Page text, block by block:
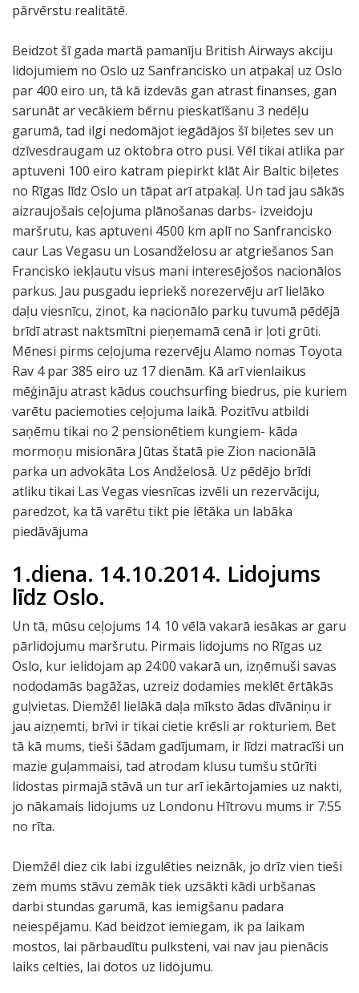
pārvērstu realitātē.
Beidzot šī gada martā pamanīju British Airways akciju
lidojumiem no Oslo uz Sanfrancisko un atpakaļ uz Oslo
par 400 eiro un, tā kā izdevās gan atrast finanses, gan
sarunāt ar vecākiem bērnu pieskatīšanu 3 nedēļu
garumā, tad ilgi nedomājot iegādājos šī biļetes sev un
dzīvesdraugam uz oktobra otro pusi. Vēl tikai atlika par
aptuveni 100 eiro katram piepirkt klāt Air Baltic biļetes
no Rīgas līdz Oslo un tāpat arī atpakaļ. Un tad jau sākās
aizraujošais ceļojuma plānošanas darbs- izveidoju
maršrutu, kas aptuveni 4500 km aplī no Sanfrancisko
caur Las Vegasu un Losandželosu ar atgriešanos San
Francisko iekļautu visus mani interesējošos nacionālos
parkus. Jau pusgadu iepriekš norezervēju arī lielāko
daļu viesnīcu, zinot, ka nacionālo parku tuvumā pēdējā
brīdī atrast naktsmītni pieņemamā cenā ir ļoti grūti.
Mēnesi pirms ceļojuma rezervēju Alamo nomas Toyota
Rav 4 par 385 eiro uz 17 dienām. Kā arī vienlaikus
mēģināju atrast kādus couchsurfing biedrus, pie kuriem
varētu paciemoties ceļojuma laikā. Pozitīvu atbildi
saņēmu tikai no 2 pensionētiem kungiem- kāda
mormoņu misionāra Jūtas štatā pie Zion nacionālā
parka un advokāta Los Andželosā. Uz pēdējo brīdi
atliku tikai Las Vegas viesnīcas izvēli un rezervāciju,
paredzot, ka tā varētu tikt pie lētāka un labāka
piedāvājuma
1.diena. 14.10.2014. Lidojums
līdz Oslo.
Un tā, mūsu ceļojums 14. 10 vēlā vakarā iesākas ar garu
pārlidojumu maršrutu. Pirmais lidojums no Rīgas uz
Oslo, kur ielidojam ap 24:00 vakarā un, izņēmuši savas
nododamās bagāžas, uzreiz dodamies meklēt ērtākās
guļvietas. Diemžēl lielākā daļa mīksto ādas dīvāniņu ir
jau aizņemti, brīvi ir tikai cietie krēsli ar rokturiem. Bet
tā kā mums, tieši šādam gadījumam, ir līdzi matracīši un
mazie guļammaisi, tad atrodam klusu tumšu stūrīti
lidostas pirmajā stāvā un tur arī iekārtojamies uz nakti,
jo nākamais lidojums uz Londonu Hītrovu mums ir 7:55
no rīta.
Diemžēl diez cik labi izgulēties neiznāk, jo drīz vien tieši
zem mums stāvu zemāk tiek uzsākti kādi urbšanas
darbi stundas garumā, kas iemigšanu padara
neiespējamu. Kad beidzot iemiegam, ik pa laikam
mostos, lai pārbaudītu pulksteni, vai nav jau pienācis
laiks celties, lai dotos uz lidojumu.